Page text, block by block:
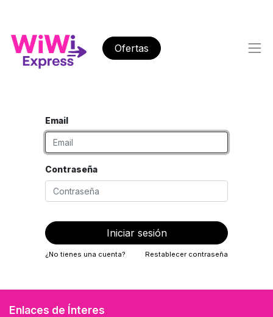
Ofertas
Email
Contraseña
Iniciar sesión
¿No tienes una cuenta? Restablecer contraseña
Enlaces de Ínteres